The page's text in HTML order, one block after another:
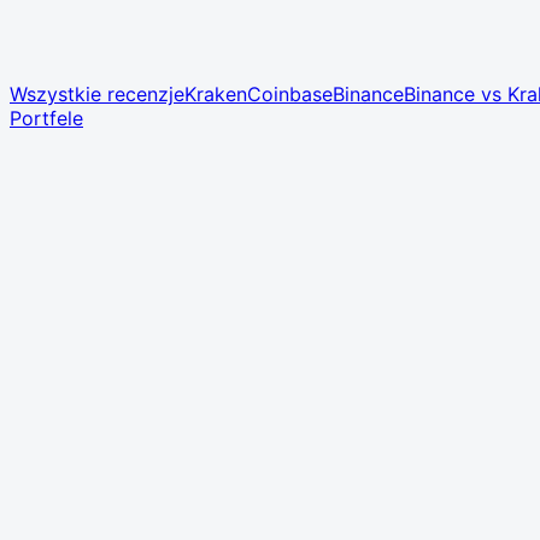
Wszystkie recenzjeKrakenCoinbaseBinanceBinance vs
Portfele